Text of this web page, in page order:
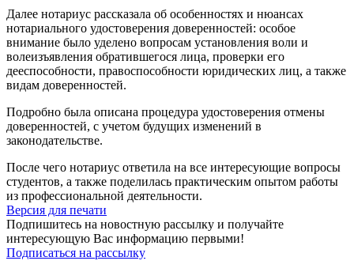
Далее нотариус рассказала об особенностях и нюансах
нотариального удостоверения доверенностей: особое
внимание было уделено вопросам установления воли и
волеизъявления обратившегося лица, проверки его
дееспособности, правоспособности юридических лиц, а также
видам доверенностей.
Подробно была описана процедура удостоверения отмены
доверенностей, с учетом будущих изменений в
законодательстве.
После чего нотариус ответила на все интересующие вопросы
студентов, а также поделилась практическим опытом работы
из профессиональной деятельности.
Версия для печати
Подпишитесь на новостную рассылку и получайте
интересующую Вас информацию первыми!
Подписаться на рассылку